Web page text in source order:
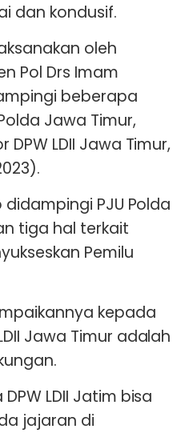
dan kondusif.
oleh
Pol Drs Imam
beberapa
Jawa Timur,
LDII Jawa Timur,
PJU Polda
tiga hal terkait
Pemilu
kepada
Jawa Timur adalah
LDII Jatim bisa
jajaran di